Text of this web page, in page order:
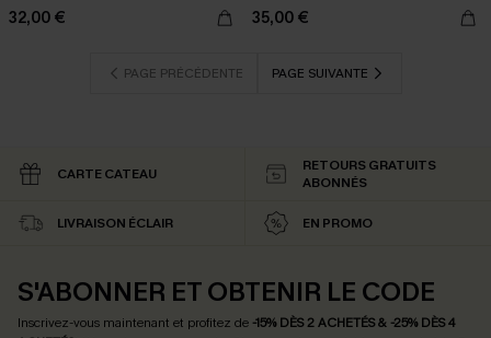
32,00 € 35,00 €
PAGE PRÉCÉDENTE PAGE SUIVANTE
CARTE CATEAU
RETOURS GRATUITS
ABONNÉS
LIVRAISON ÉCLAIR EN PROMO
S'ABONNER ET OBTENIR LE CODE
Inscrivez-vous maintenant et profitez de -15% DÈS 2 ACHETÉS & -25% DÈS 4